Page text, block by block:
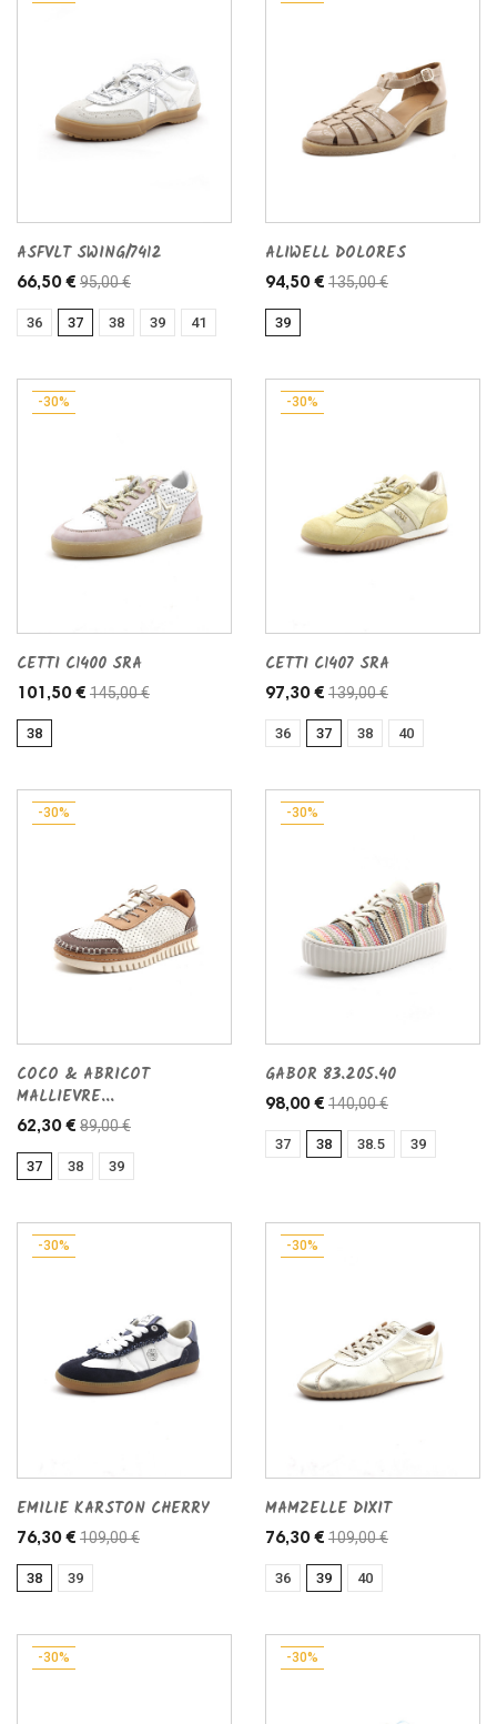
ASFVLT SWING/7412
66,50 € 95,00 €
36 37 38 39 41
ALIWELL DOLORES
94,50 € 135,00 €
39
-30%
CETTI C1400 SRA
101,50 € 145,00 €
38
-30%
CETTI C1407 SRA
97,30 € 139,00 €
36 37 38 40
-30%
COCO & ABRICOT
MALLIEVRE...
62,30 € 89,00 €
37 38 39
-30%
GABOR 83.205.40
98,00 € 140,00 €
37 38 38.5 39
-30%
EMILIE KARSTON CHERRY
76,30 € 109,00 €
38 39
-30%
MAMZELLE DIXIT
76,30 € 109,00 €
36 39 40
-30% -30%